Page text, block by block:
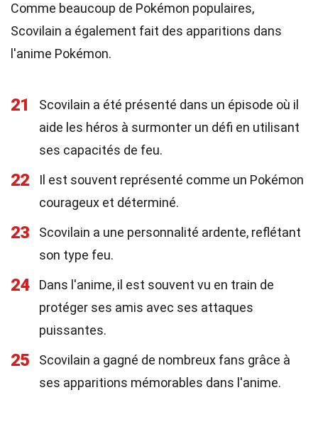
Comme beaucoup de Pokémon populaires,
Scovilain a également fait des apparitions dans
l'anime Pokémon.
21
Scovilain a été présenté dans un épisode où il
aide les héros à surmonter un défi en utilisant
ses capacités de feu.
22
Il est souvent représenté comme un Pokémon
courageux et déterminé.
23
Scovilain a une personnalité ardente, reflétant
son type feu.
24
Dans l'anime, il est souvent vu en train de
protéger ses amis avec ses attaques
puissantes.
25
Scovilain a gagné de nombreux fans grâce à
ses apparitions mémorables dans l'anime.